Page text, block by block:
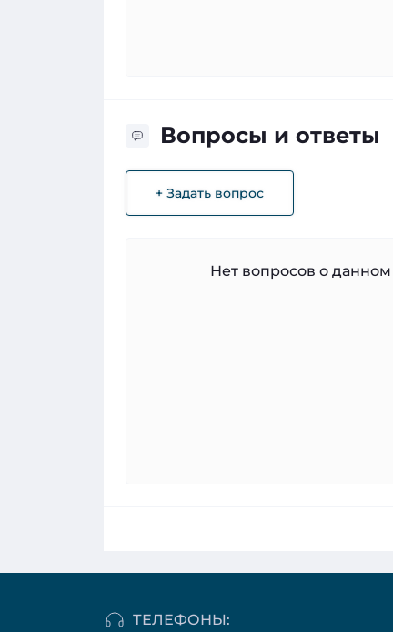
Вопросы и ответы
+ Задать вопрос
Нет вопросов о данном
ТЕЛЕФОНЫ: